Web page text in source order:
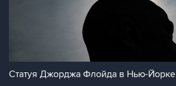
Статуя Джорджа Флойда в Нью-Йорке